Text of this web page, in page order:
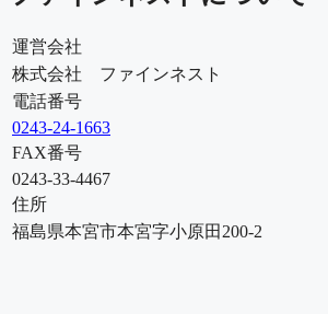
運営会社
株式会社 ファインネスト
電話番号
0243-24-1663
FAX番号
0243-33-4467
住所
福島県本宮市本宮字小原田200-2